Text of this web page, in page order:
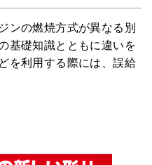
ンの燃焼方式が異なる別
基礎知識とともに違いを
を利用する際には、誤給